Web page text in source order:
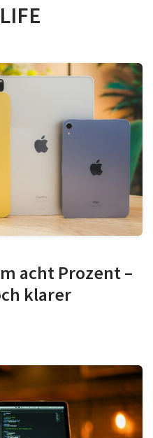
acht Prozent –
klarer